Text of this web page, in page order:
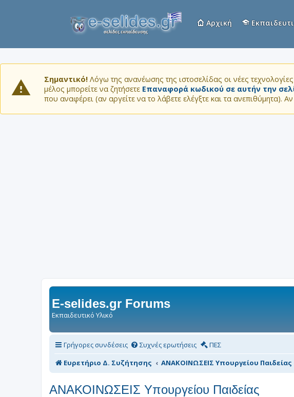
Αρχική
Σημαντικό! Λόγω της ανανέωσης της ιστοσελίδας οι νέες
μέλος μπορείτε να ζητήσετε Επαναφορά κωδικού σε αυτήν την
που αναφέρει (αν αργείτε να το λάβετε ελέγξτε και τα ανεπιθύμητα).
E-selides.gr Forums
Εκπαιδευτικό Υλικό
Γρήγορες συνδέσεις Συχνές ερωτήσεις ΠΕΣ
Ευρετήριο Δ. Συζήτησης
ΑΝΑΚΟΙΝΩΣΕΙΣ Υπουργείου Παιδείας
ΑΝΑΚΟΙΝΩΣΕΙΣ Υπουργείου Παιδείας